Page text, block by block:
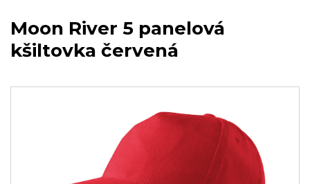
Moon River 5 panelová
kšiltovka červená